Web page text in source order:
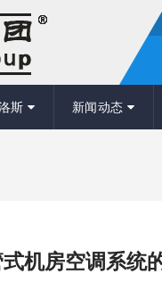
斯 新闻动态
式机房空调系统